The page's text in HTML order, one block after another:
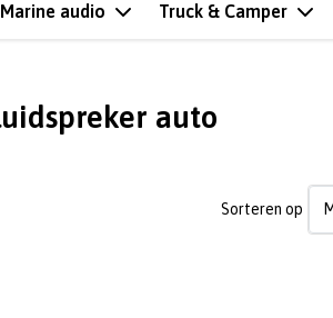
Marine audio Truck & Camper
auto
Sorteren op